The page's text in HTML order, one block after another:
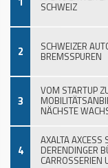
SCHWEIZ
2 SCHWEIZER
BREMSSPUREN
3
VOM STARTUP
NÄCHSTE
4
AXALTA
DERENDINGER
CARROSSERIEN